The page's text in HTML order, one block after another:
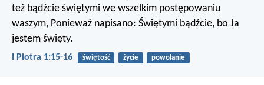
też bądźcie świętymi we wszelkim postępowaniu
waszym, Ponieważ napisano: Świętymi bądźcie, bo Ja
jestem święty.
I Piotra 1:15-16 świętość życie powołanie